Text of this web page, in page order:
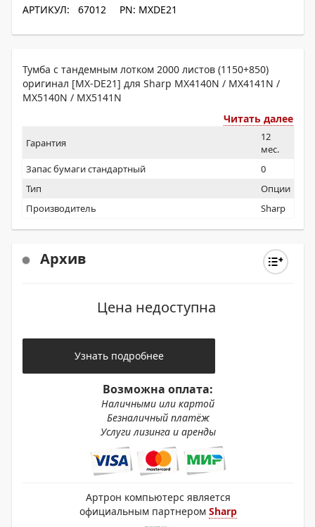
АРТИКУЛ: 67012 PN: MXDE21
Тумба с тандемным лотком 2000 листов (1150+850)
оригинал [MX-DE21] для Sharp MX4140N / MX4141N /
MX5140N / MX5141N
Читать далее
Гарантия
12
мес.
Запас бумаги стандартный
0
Тип
Опции
Производитель
Sharp
Архив
Цена недоступна
Узнать подробнее
Возможна оплата:
Наличными или картой
Безналичный платёж
Услуги лизинга и аренды
Артрон компьютерс является
официальным партнером Sharp